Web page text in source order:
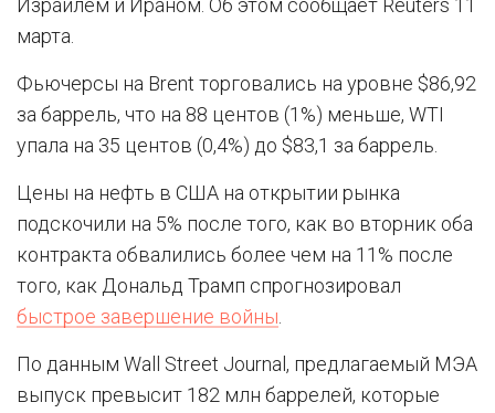
Израилем и Ираном. Об этом сообщает Reuters 11
марта.
Фьючерсы на Brent торговались на уровне $86,92
за баррель, что на 88 центов (1%) меньше, WTI
упала на 35 центов (0,4%) до $83,1 за баррель.
Цены на нефть в США на открытии рынка
подскочили на 5% после того, как во вторник оба
контракта обвалились более чем на 11% после
того, как Дональд Трамп спрогнозировал
быстрое завершение войны
По данным Wall Street Journal, предлагаемый МЭА
выпуск превысит 182 млн баррелей, которые